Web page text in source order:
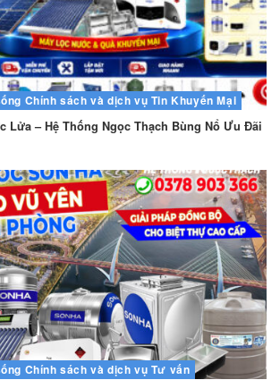
Chính sách và dịch vụ Tin Khuyến Mại
Lửa – Hệ Thống Ngọc Thạch Bùng Nổ Ưu Đãi
Chính sách và dịch vụ Tư vấn